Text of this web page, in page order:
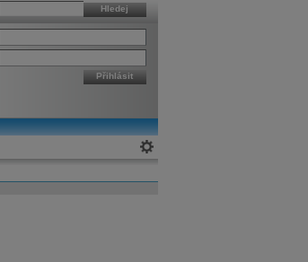
Hledej
Přihlásit